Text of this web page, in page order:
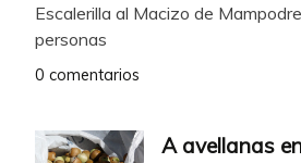
Escalerilla al Macizo de
personas
0 comentarios
A avellanas